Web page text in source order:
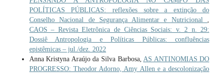
POLÍTICAS PÚBLICAS: reflexões sobre a extinção do
Conselho Nacional de Segurança Alimentar e Nutricional
CAOS – Revista Eletrônica de Ciências Sociais: v. 2 n. 29:
Dossiê Antropologia e Políticas Públicas: confluências
epistêmicas – jul./dez. 2022
Anna Kristyna Araújo da Silva Barbosa, AS ANTINOMIAS DO
PROGRESSO: Theodor Adorno, Amy Allen e a descolonização